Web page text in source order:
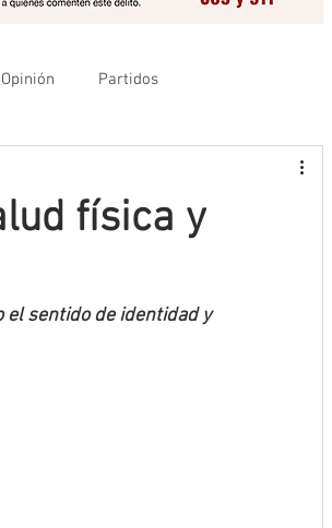
Opinión Partidos
física y
el sentido de identidad y